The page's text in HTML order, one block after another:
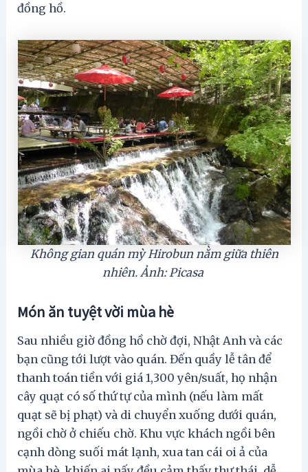
đồng hồ.
Không gian quán mỳ Hirobun nằm giữa thiên
nhiên. Ảnh: Picasa
Món ăn tuyệt vời mùa hè
Sau nhiều giờ đồng hồ chờ đợi, Nhật Anh và các
bạn cũng tới lượt vào quán. Đến quầy lễ tân để
thanh toán tiền với giá 1,300 yên/suất, họ nhận
cây quạt có số thứ tự của mình (nếu làm mất
quạt sẽ bị phạt) và di chuyển xuống dưới quán,
ngồi chờ ở chiếu chờ. Khu vực khách ngồi bên
cạnh dòng suối mát lạnh, xua tan cái oi ả của